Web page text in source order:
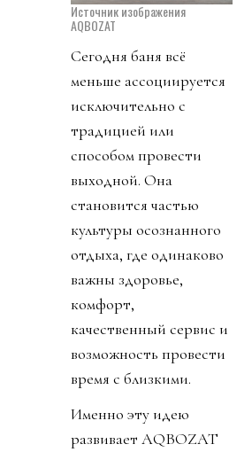
Источник изображения
AQBOZAT
Сегодня баня всё
меньше ассоциируется
исключительно с
традицией или
способом провести
выходной. Она
становится частью
культуры осознанного
отдыха, где одинаково
важны здоровье,
комфорт,
качественный сервис и
возможность провести
время с близкими.
Именно эту идею
развивает AQBOZAT